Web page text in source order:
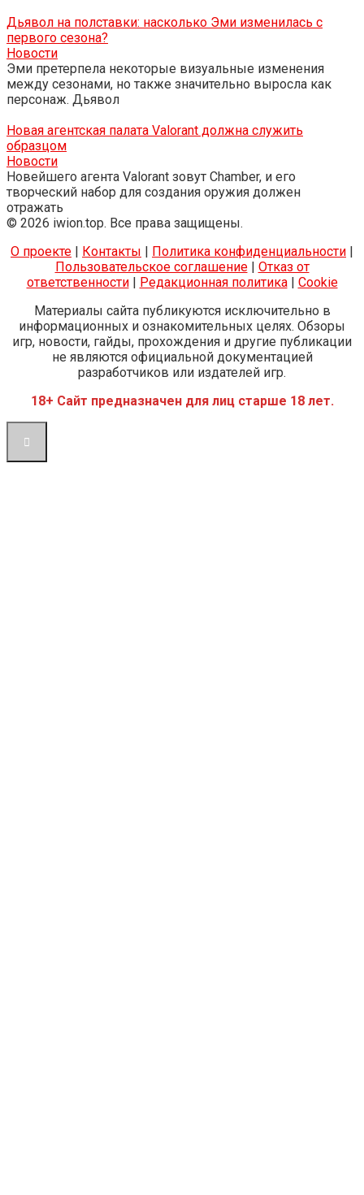
Дьявол на полставки: насколько Эми изменилась с
первого сезона?
Новости
Эми претерпела некоторые визуальные изменения
между сезонами, но также значительно выросла как
персонаж. Дьявол
Новая агентская палата Valorant должна служить
образцом
Новости
Новейшего агента Valorant зовут Chamber, и его
творческий набор для создания оружия должен
отражать
© 2026 iwion.top. Все права защищены.
О проекте | Контакты | Политика конфиденциальности |
Пользовательское соглашение| Отказ от
ответственности| Редакционная политика| Cookie
Материалы сайта публикуются исключительно в
информационных и ознакомительных целях. Обзоры
игр, новости, гайды, прохождения и другие публикации
не являются официальной документацией
разработчиков или издателей игр.
18+ Сайт предназначен для лиц старше 18 лет.